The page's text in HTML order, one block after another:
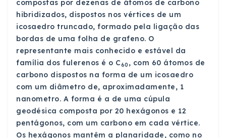
compostas por dezenas de átomos de carbono
hibridizados, dispostos nos vértices de um
icosaedro truncado, formado pela ligação das
bordas de uma folha de grafeno. O
representante mais conhecido e estável da
família dos fulerenos é o C60 , com 60 átomos de
carbono dispostos na forma de um icosaedro
com um diâmetro de, aproximadamente, 1
nanometro. A forma é a de uma cúpula
geodésica composta por 20 hexágonos e 12
pentágonos, com um carbono em cada vértice.
Os hexágonos mantêm a planaridade, como no